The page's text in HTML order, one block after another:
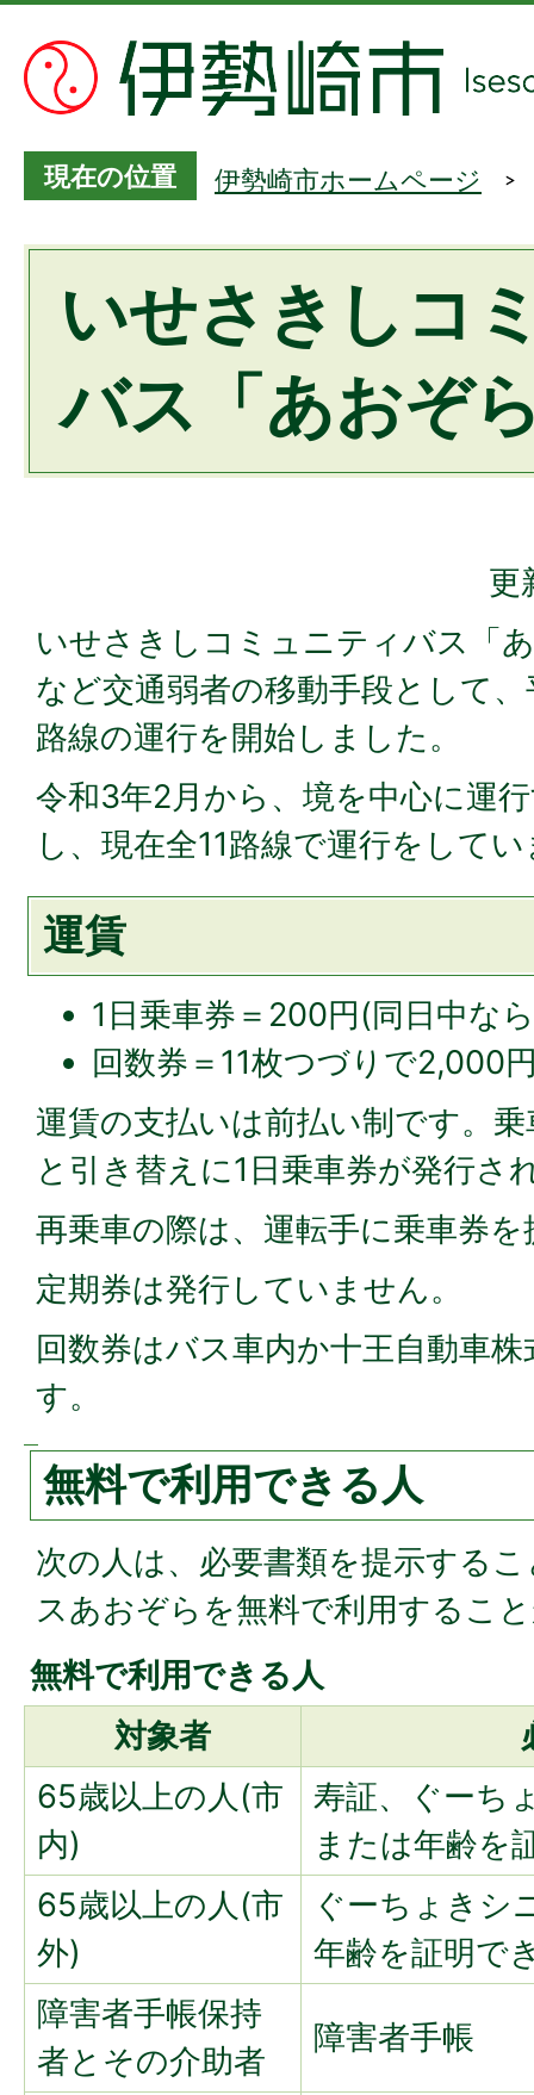
現在の位置 伊勢崎市ホームページ
いせさきしコ
バス「あおぞ
更
いせさきしコミュニティバス「
など交通弱者の移動手段として
路線の運行を開始しました。
令和3年2月から、境を中心に運
し、現在全11路線で運行をして
運賃
1日乗車券＝200円(同日中な
回数券＝11枚つづりで2,000
運賃の支払いは前払い制です。
と引き替えに1日乗車券が発行さ
再乗車の際は、運転手に乗車券
定期券は発行していません。
回数券はバス車内か十王自動車
す。
無料で利用できる人
次の人は、必要書類を提示する
スあおぞらを無料で利用するこ
無料で利用できる人
対象者
65歳以上の人(市
内)
寿証、ぐーち
または年齢を
65歳以上の人(市
外)
ぐーちょきシ
年齢を証明で
障害者手帳保持
者とその介助者
障害者手帳